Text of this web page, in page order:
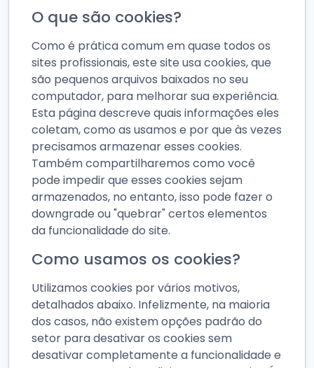
O que são cookies?
Como é prática comum em quase todos os
sites profissionais, este site usa cookies, que
são pequenos arquivos baixados no seu
computador, para melhorar sua experiência.
Esta página descreve quais informações eles
coletam, como as usamos e por que às vezes
precisamos armazenar esses cookies.
Também compartilharemos como você
pode impedir que esses cookies sejam
armazenados, no entanto, isso pode fazer o
downgrade ou "quebrar" certos elementos
da funcionalidade do site.
Como usamos os cookies?
Utilizamos cookies por vários motivos,
detalhados abaixo. Infelizmente, na maioria
dos casos, não existem opções padrão do
setor para desativar os cookies sem
desativar completamente a funcionalidade e